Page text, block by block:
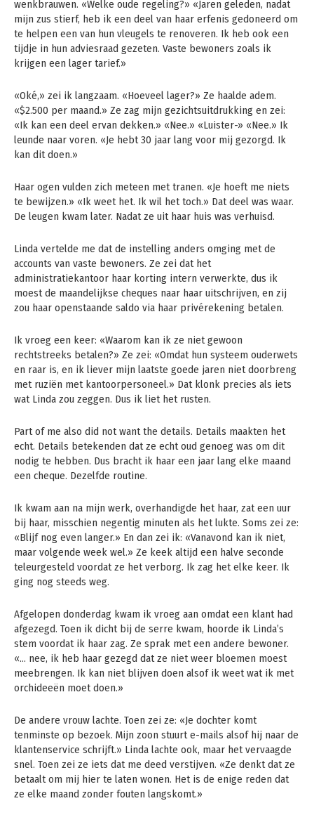
wenkbrauwen. «Welke oude regeling?» «Jaren geleden, nadat
mijn zus stierf, heb ik een deel van haar erfenis gedoneerd om
te helpen een van hun vleugels te renoveren. Ik heb ook een
tijdje in hun adviesraad gezeten. Vaste bewoners zoals ik
krijgen een lager tarief.»
«Oké,» zei ik langzaam. «Hoeveel lager?» Ze haalde adem.
«$2.500 per maand.» Ze zag mijn gezichtsuitdrukking en zei:
«Ik kan een deel ervan dekken.» «Nee.» «Luister-» «Nee.» Ik
leunde naar voren. «Je hebt 30 jaar lang voor mij gezorgd. Ik
kan dit doen.»
Haar ogen vulden zich meteen met tranen. «Je hoeft me niets
te bewijzen.» «Ik weet het. Ik wil het toch.» Dat deel was waar.
De leugen kwam later. Nadat ze uit haar huis was verhuisd.
Linda vertelde me dat de instelling anders omging met de
accounts van vaste bewoners. Ze zei dat het
administratiekantoor haar korting intern verwerkte, dus ik
moest de maandelijkse cheques naar haar uitschrijven, en zij
zou haar openstaande saldo via haar privérekening betalen.
Ik vroeg een keer: «Waarom kan ik ze niet gewoon
rechtstreeks betalen?» Ze zei: «Omdat hun systeem ouderwets
en raar is, en ik liever mijn laatste goede jaren niet doorbreng
met ruziën met kantoorpersoneel.» Dat klonk precies als iets
wat Linda zou zeggen. Dus ik liet het rusten.
Part of me also did not want the details. Details maakten het
echt. Details betekenden dat ze echt oud genoeg was om dit
nodig te hebben. Dus bracht ik haar een jaar lang elke maand
een cheque. Dezelfde routine.
Ik kwam aan na mijn werk, overhandigde het haar, zat een uur
bij haar, misschien negentig minuten als het lukte. Soms zei ze:
«Blijf nog even langer.» En dan zei ik: «Vanavond kan ik niet,
maar volgende week wel.» Ze keek altijd een halve seconde
teleurgesteld voordat ze het verborg. Ik zag het elke keer. Ik
ging nog steeds weg.
Afgelopen donderdag kwam ik vroeg aan omdat een klant had
afgezegd. Toen ik dicht bij de serre kwam, hoorde ik Linda’s
stem voordat ik haar zag. Ze sprak met een andere bewoner.
«… nee, ik heb haar gezegd dat ze niet weer bloemen moest
meebrengen. Ik kan niet blijven doen alsof ik weet wat ik met
orchideeën moet doen.»
De andere vrouw lachte. Toen zei ze: «Je dochter komt
tenminste op bezoek. Mijn zoon stuurt e-mails alsof hij naar de
klantenservice schrijft.» Linda lachte ook, maar het vervaagde
snel. Toen zei ze iets dat me deed verstijven. «Ze denkt dat ze
betaalt om mij hier te laten wonen. Het is de enige reden dat
ze elke maand zonder fouten langskomt.»